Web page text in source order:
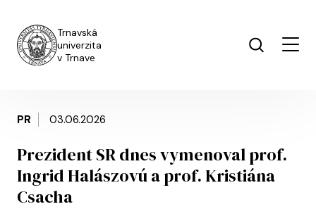
Trnavská
univerzita
v Trnave
PR 03.06.2026
Prezident SR dnes vymenoval prof.
Ingrid Halászovú a prof. Kristiána
Csacha